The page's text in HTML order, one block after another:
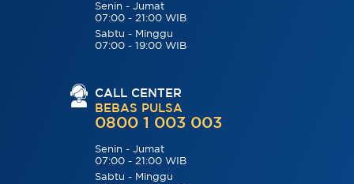
Senin - Jumat
07:00 - 21:00 WIB
Sabtu - Minggu
07:00 - 19:00 WIB
CALL CENTER
BEBAS PULSA
0800 1 003 003
Senin - Jumat
07:00 - 21:00 WIB
Sabtu - Minggu